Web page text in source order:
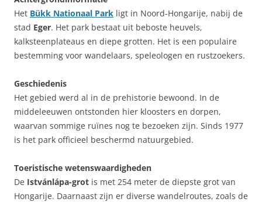
Het Bükk Nationaal Park ligt in Noord-Hongarije, nabij de
stad Eger. Het park bestaat uit beboste heuvels,
kalksteenplateaus en diepe grotten. Het is een populaire
bestemming voor wandelaars, speleologen en rustzoekers.
Geschiedenis
Het gebied werd al in de prehistorie bewoond. In de
middeleeuwen ontstonden hier kloosters en dorpen,
waarvan sommige ruïnes nog te bezoeken zijn. Sinds 1977
is het park officieel beschermd natuurgebied.
Toeristische wetenswaardigheden
De Istvánlápa-grot is met 254 meter de diepste grot van
Hongarije. Daarnaast zijn er diverse wandelroutes, zoals de